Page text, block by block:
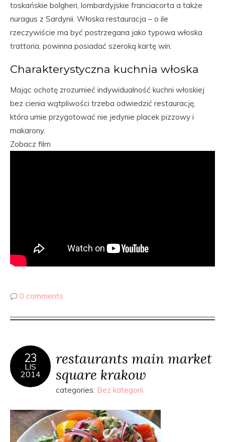
toskańskie bolgheri, lombardyjskie franciacorta a także
nuragus z Sardynii. Włoska restauracja – o ile
rzeczywiście ma być postrzegana jako typowa włoska
trattoria, powinna posiadać szeroką kartę win.
Charakterystyczna kuchnia włoska
Mając ochotę zrozumieć indywidualność kuchni włoskiej
bez cienia wątpliwości trzeba odwiedzić restaurację,
która umie przygotować nie jedynie placek pizzowy i
makarony.
Zobacz film
0 comments
23
LIS
2014
restaurants main market
square krakow
categories: Bez kategorii